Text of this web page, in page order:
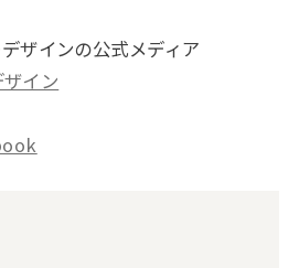
ザインの公式メディア
イン